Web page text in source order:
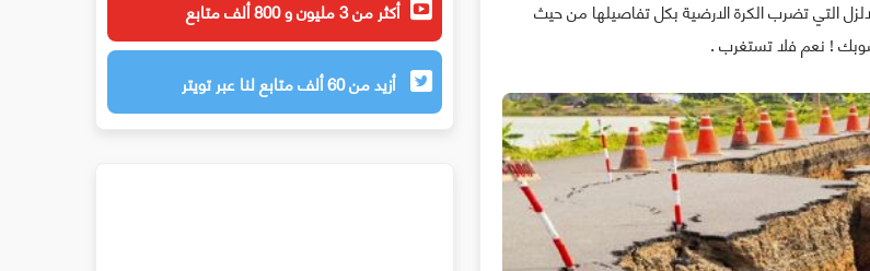
التي تضرب الكرة الارضية بكل تفاصيلها من حيث
! نعم فلا تستغرب .
أكثر من 3 مليون و 800 ألف متابع
أزيد من 60 ألف متابع لنا عبر تويتر